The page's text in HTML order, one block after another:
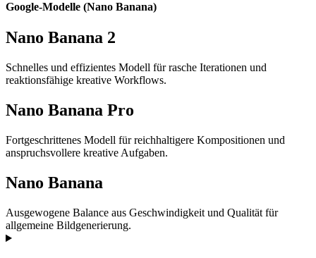
Google-Modelle (Nano Banana)
Nano Banana 2
Schnelles und effizientes Modell für rasche Iterationen und
reaktionsfähige kreative Workflows.
Nano Banana Pro
Fortgeschrittenes Modell für reichhaltigere Kompositionen und
anspruchsvollere kreative Aufgaben.
Nano Banana
Ausgewogene Balance aus Geschwindigkeit und Qualität für
allgemeine Bildgenerierung.